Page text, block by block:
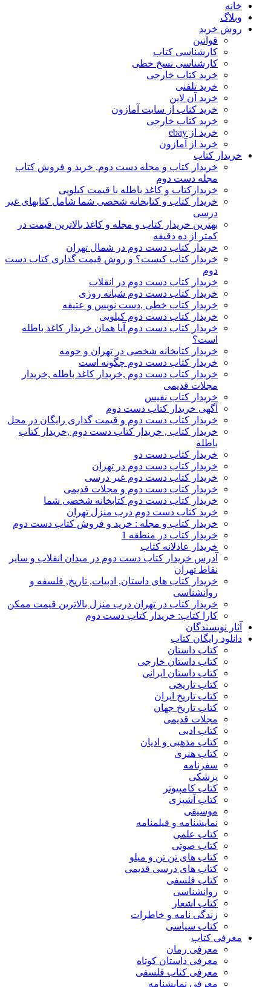
خانه
وبلاگ
روش خرید
قوانین
کارشناسی کتاب
کارشناسی نسخ خطی
خرید کتاب خارجی
خرید تلفنی
خرید آن لاین
خرید کتاب از سایت آمازون
خرید کتاب خارجی
خرید از ebay
خرید از آمازون
خریدار کتاب
خریدار کتاب و مجله دست دوم, خرید و فروش کتاب
مجله دست دوم
خریدارکتاب و کاغذ باطله با قیمت کیلویی
خریدار کتاب و کتابخانه شخصی شما شامل کتابهای غیر
درسی
بهترین خریدار کتاب و مجله و کاغذ بالاترین قیمت در
کمتر از ده دقیقه
خریدار کتاب دست دوم در شمال تهران
خریدار کتاب کیست؟ و روش قیمت گذاری کتاب دست
دوم
خریدار کتاب دست دوم در انقلاب
خریدار کتاب دست دوم شبانه روزی
خریدار کتاب خطی ,دست نویس و عتیقه
خریدار کتاب دست دوم کیلویی
خریدار کتاب دست دوم آیا همان خریدار کاغذ باطله
است؟
خریدار کتابخانه شخصی در تهران و حومه
خریدار کتاب دست دوم چگونه است
خریدار کتاب دست دوم ,خریدار کاغذ باطله ,خریدار
مجلات قدیمی
خریدار کتاب نفیس
آگهی خریدار کتاب دست دوم
خریدار کتاب دست دوم و قیمت گذاری رایگان در محل
خریدار کتاب , خریدار کتاب دست دوم ,خریدار کتاب
باطله
خریدار کتاب دست دو
خریدار کتاب دست دوم در تهران
خریدار کتاب دست دوم غیر درسی
خریدار کتاب دست دوم و مجلات قدیمی
خریدار کتاب دست دوم کتابخانه شخصی شما
خرید کتاب دست دوم درب منزل تهران
خریدار کتاب و مجله : خرید و فروش کتاب دست دوم
خریدار کتاب در منطقه 1
خریدار عادلانه کتاب
آدرس خریدار کتاب دست دوم در میدان انقلاب و سایر
نقاط تهران
خریدار کتاب های داستان, ادبیات, تاریخ, فلسفه و
روانشناسی
خریدار کتاب در تهران درب منزل بالاترین قیمت ممکن
کارا کتاب: خریدار کتاب دست دوم
آثار نویسندگان
دانلود رایگان کتاب
کتاب داستان
کتاب داستان خارجی
کتاب داستان ایرانی
کتاب تاریخی
کتاب تاریخ ایران
کتاب تاریخ جهان
مجلات قدیمی
کتاب ادبی
کتاب مذهبی و ادیان
کتاب هنری
سفرنامه
پزشکی
کتاب کامپیوتر
کتاب آشپزی
موسیقی
نمایشنامه و فیلمنامه
کتاب علمی
کتاب صوتی
کتاب های تن تن و میلو
کتاب های درسی قدیمی
کتاب فلسفی
روانشناسی
کتاب اشعار
زندگی نامه و خاطرات
کتاب سیاسی
معرفی کتاب
معرفی رمان
معرفی داستان کوتاه
معرفی کتاب فلسفی
معرفی نمایشنامه